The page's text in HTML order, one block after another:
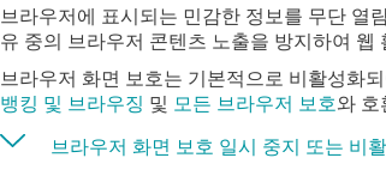
브라우저에 표시되는 민감한 정보를 무단 열
유 중의 브라우저 콘텐츠 노출을 방지하여
브라우저 화면 보호는 기본적으로 비활성화
뱅킹 및 브라우징 및 모든 브라우저 보호와
브라우저 화면 보호 일시 중지 또는 비